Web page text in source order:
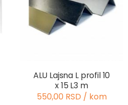
ALU Lajsna L profil 10
x 15 L3 m
550,00 RSD / kom